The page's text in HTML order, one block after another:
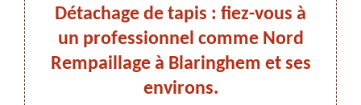
Détachage de tapis : fiez-vous à
un professionnel comme Nord
Rempaillage à Blaringhem et ses
environs.
Pour